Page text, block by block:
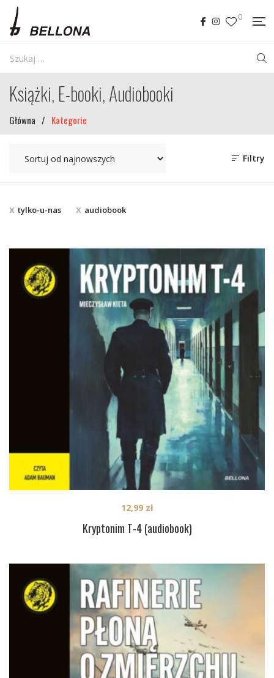
0
Książki, E-booki, Audiobooki
Główna / Kategorie
Filtry
tylko-u-nas audiobook
Kryptonim T-4 (audiobook)
12,99 zł